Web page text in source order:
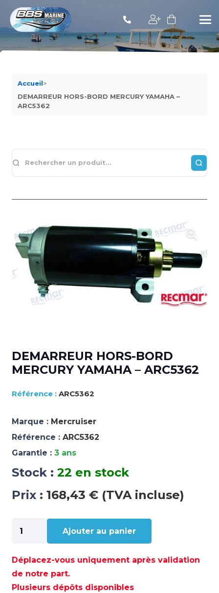
Accueil>
DEMARREUR HORS-BORD MERCURY YAMAHA –
ARC5362
DEMARREUR HORS-BORD
MERCURY YAMAHA – ARC5362
ARC5362
Marque : Mercruiser
Référence : ARC5362
Garantie : 3 ans
Stock : 22 en stock
Prix : 168,43 € (TVA incluse)
quantité
de
HORS-
BORD
MERCURY
Ajouter au panier
Déplacez-vous uniquement après validation
de notre part.
Plusieurs dépôts disponibles